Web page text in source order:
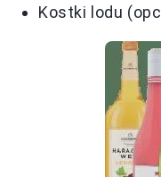
Kostki lodu